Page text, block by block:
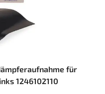
für
1246102110